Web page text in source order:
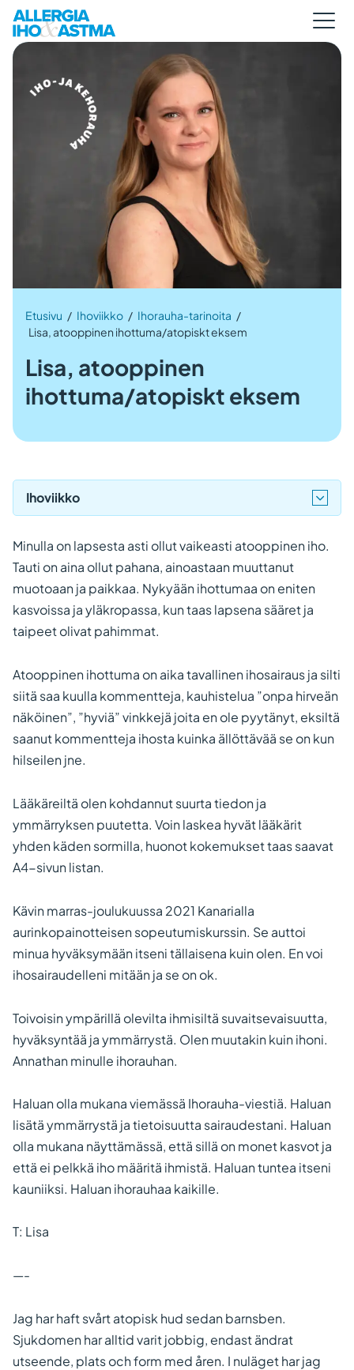
Etusivu / Ihoviikko / Ihorauha-tarinoita /
Lisa, atooppinen ihottuma/atopiskt eksem
Lisa, atooppinen
ihottuma/atopiskt eksem
Ihoviikko
Minulla on lapsesta asti ollut vaikeasti atooppinen iho.
Tauti on aina ollut pahana, ainoastaan muuttanut
muotoaan ja paikkaa. Nykyään ihottumaa on eniten
kasvoissa ja yläkropassa, kun taas lapsena sääret ja
taipeet olivat pahimmat.
Atooppinen ihottuma on aika tavallinen ihosairaus ja silti
siitä saa kuulla kommentteja, kauhistelua ”onpa hirveän
näköinen”, ”hyviä” vinkkejä joita en ole pyytänyt, eksiltä
saanut kommentteja ihosta kuinka ällöttävää se on kun
hilseilen jne.
Lääkäreiltä olen kohdannut suurta tiedon ja
ymmärryksen puutetta. Voin laskea hyvät lääkärit
yhden käden sormilla, huonot kokemukset taas saavat
A4-sivun listan.
Kävin marras-joulukuussa 2021 Kanarialla
aurinkopainotteisen sopeutumiskurssin. Se auttoi
minua hyväksymään itseni tällaisena kuin olen. En voi
ihosairaudelleni mitään ja se on ok.
Toivoisin ympärillä olevilta ihmisiltä suvaitsevaisuutta,
hyväksyntää ja ymmärrystä. Olen muutakin kuin ihoni.
Annathan minulle ihorauhan.
Haluan olla mukana viemässä Ihorauha-viestiä. Haluan
lisätä ymmärrystä ja tietoisuutta sairaudestani. Haluan
olla mukana näyttämässä, että sillä on monet kasvot ja
että ei pelkkä iho määritä ihmistä. Haluan tuntea itseni
kauniiksi. Haluan ihorauhaa kaikille.
T: Lisa
—-
Jag har haft svårt atopisk hud sedan barnsben.
Sjukdomen har alltid varit jobbig, endast ändrat
utseende, plats och form med åren. I nuläget har jag